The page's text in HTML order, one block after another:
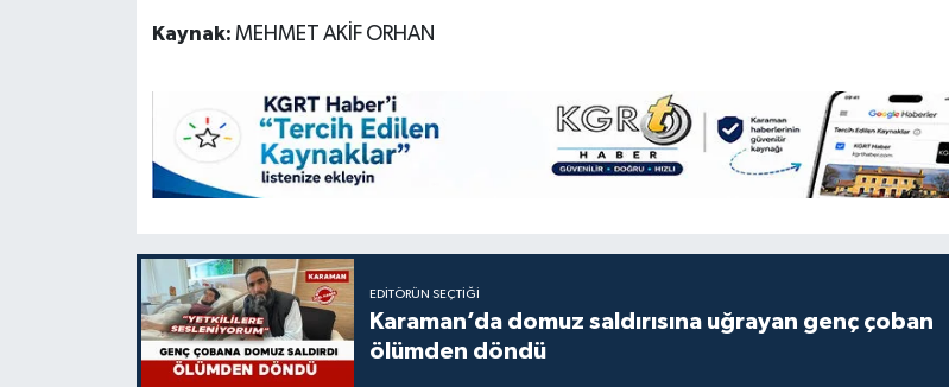
Kaynak: MEHMET AKİF ORHAN
EDITÖRÜN SEÇTIĞI
Karaman’da domuz saldırısına uğrayan genç çoban
ölümden döndü